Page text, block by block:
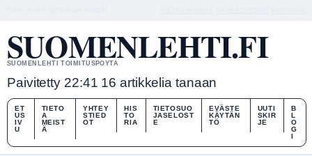
SUOMENLEHTI.FI
SUOMENLEHTI TOIMITUSPOYTA
Paivitetty 22:41 16 artikkelia tanaan
ET
US
IV
U
TIETO
A
MEIST
Ä
YHTEY
STIED
OT
HIS
TO
RIA
TIETOSUO
JASELOST
E
EVÄSTE
KÄYTÄN
TÖ
UUTI
SKIR
JE
B
L
O
G
I